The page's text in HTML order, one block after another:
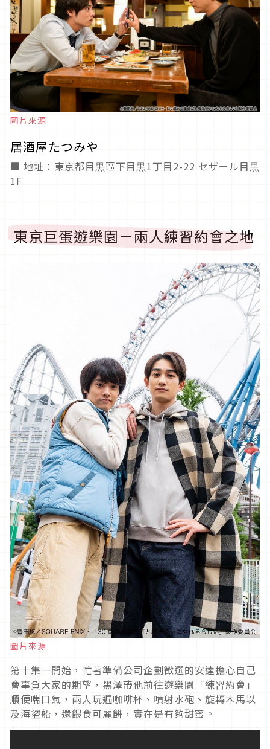
圖片來源
居酒屋たつみや
■ 地址：東京都目黒區下目黒1丁目2-22 セザール目黒
1F
東京巨蛋遊樂園－兩人練習約會之地
圖片來源
第十集一開始，忙著準備公司企劃徵選的安達擔心自己
會辜負大家的期望，黑澤帶他前往遊樂園「練習約會」
順便喘口氣，兩人玩遍咖啡杯、噴射水砲、旋轉木馬以
及海盜船，還餵食可麗餅，實在是有夠甜蜜。